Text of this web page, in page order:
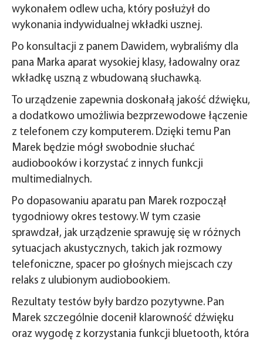
wykonałem odlew ucha, który posłużył do
wykonania indywidualnej wkładki usznej.
Po konsultacji z panem Dawidem, wybraliśmy dla
pana Marka aparat wysokiej klasy, ładowalny oraz
wkładkę uszną z wbudowaną słuchawką.
To urządzenie zapewnia doskonałą jakość dźwięku,
a dodatkowo umożliwia bezprzewodowe łączenie
z telefonem czy komputerem. Dzięki temu Pan
Marek będzie mógł swobodnie słuchać
audiobooków i korzystać z innych funkcji
multimedialnych.
Po dopasowaniu aparatu pan Marek rozpoczął
tygodniowy okres testowy. W tym czasie
sprawdzał, jak urządzenie sprawuję się w różnych
sytuacjach akustycznych, takich jak rozmowy
telefoniczne, spacer po głośnych miejscach czy
relaks z ulubionym audiobookiem.
Rezultaty testów były bardzo pozytywne. Pan
Marek szczególnie docenił klarowność dźwięku
oraz wygodę z korzystania funkcji bluetooth, która